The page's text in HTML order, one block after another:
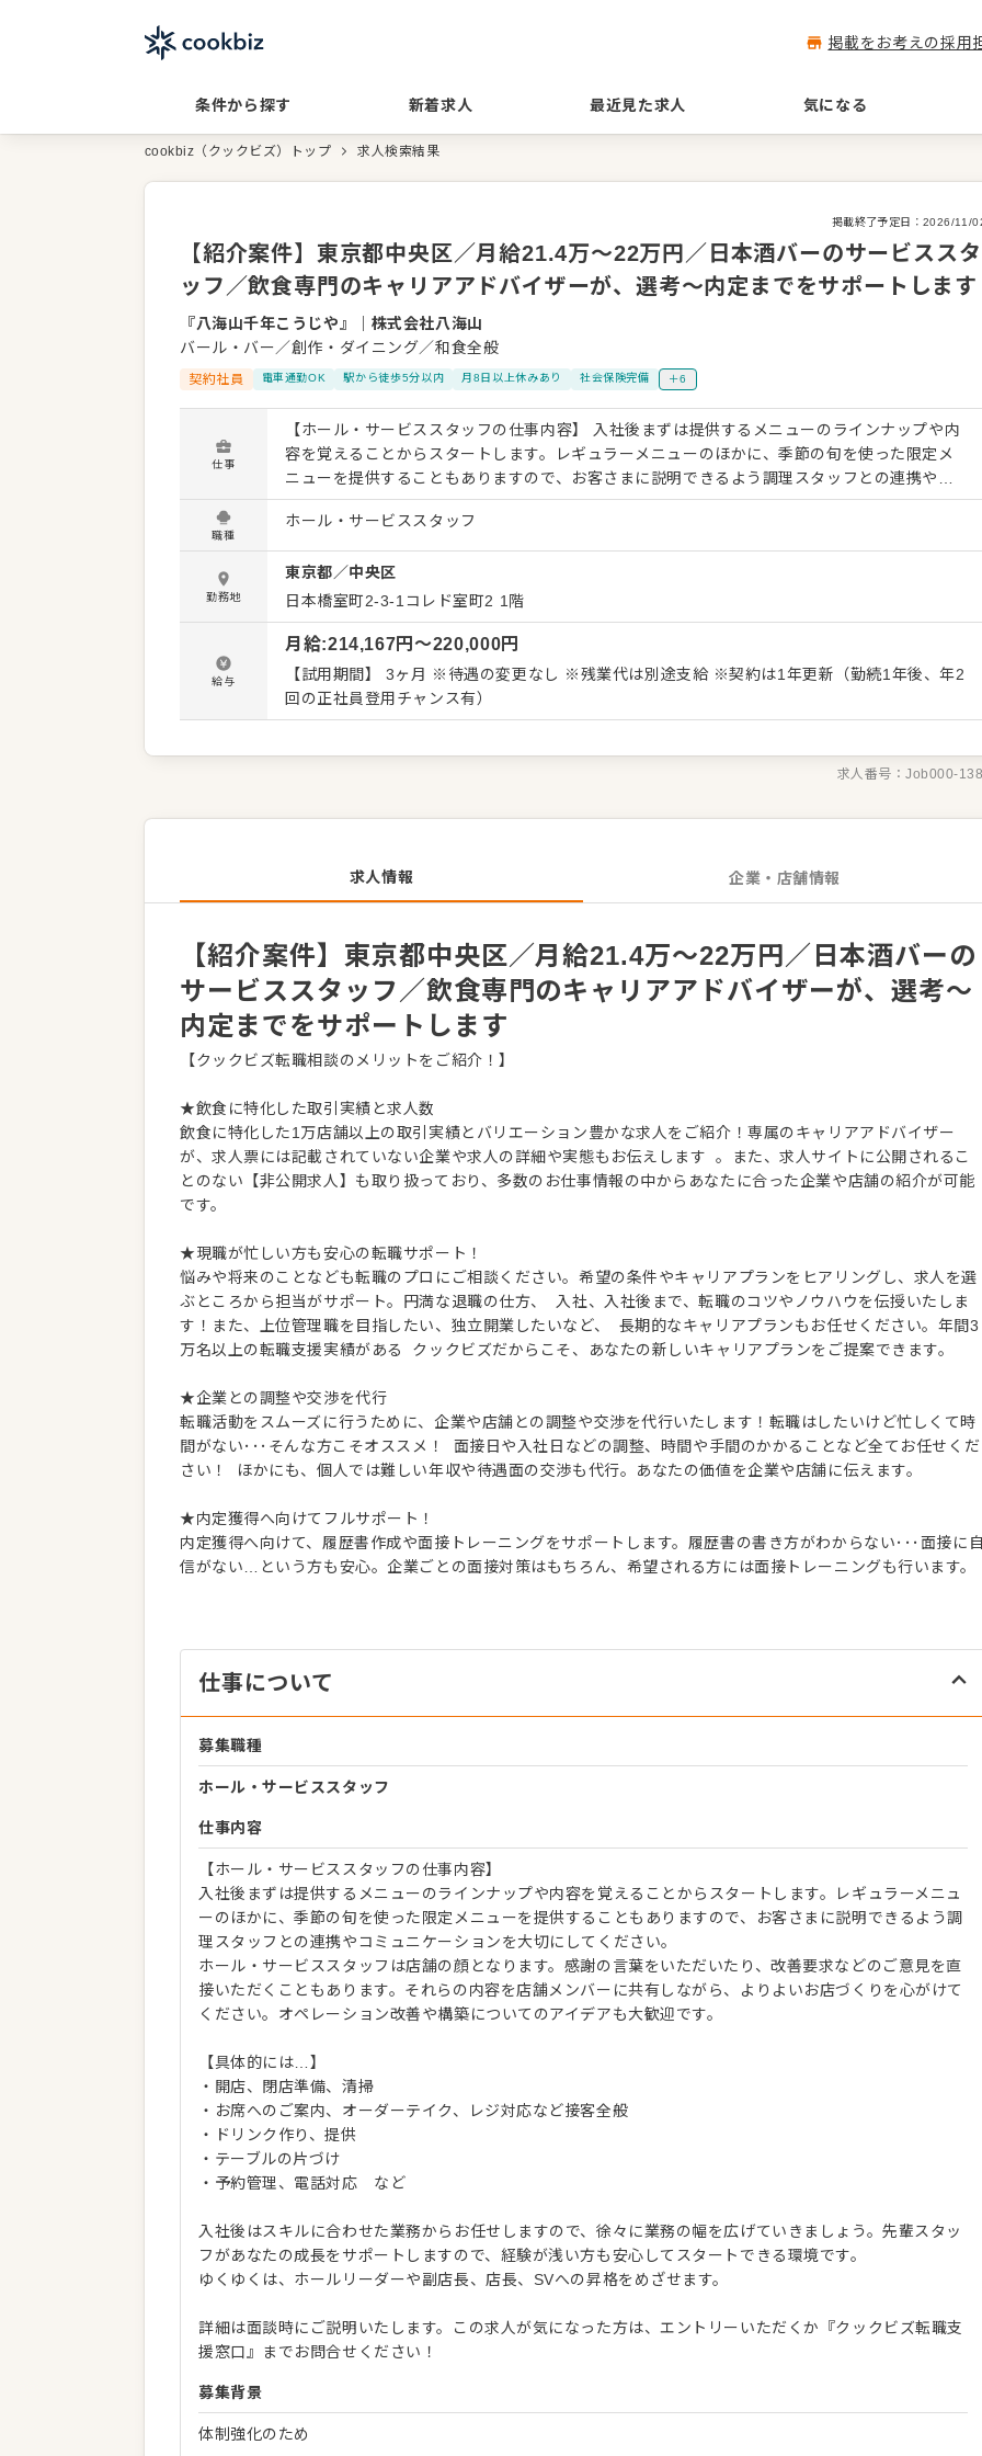
掲載をお考えの採用
条件から探す 新着求人 最近見た求人 気になる
cookbiz（クックビズ）トップ 求人検索結果
掲載終了予定日： 2026/11/
【紹介案件】東京都中央区／月給21.4万～22万円／日本酒バーのサービススタ
ッフ／飲食専門のキャリアアドバイザーが、選考～内定までをサポートします
『八海山千年こうじや』
株式会社八海山
バール・バー／創作・ダイニング／和食全般
契約社員 電車通勤OK 駅から徒歩5分以内 月8日以上休みあり 社会保険完備 ＋6
仕事
【ホール・サービススタッフの仕事内容】 入社後まずは提供するメニューのラインナップや内
容を覚えることからスタートします。レギュラーメニューのほかに、季節の旬を使った限定メ
ニューを提供することもありますので、お客さまに説明できるよう調理スタッフとの連携やコ
ミュニケーションを大切にしてください。 ホール・サービススタッフは店舗の顔となります。
感謝の言葉をいただいたり、改善要求などのご意見を直接いただくこともあります。それらの
内容を店舗メンバーに共有しながら、よりよいお店づくりを心がけてください。オペレーショ
ン改善や構築についてのアイデアも大歓迎です。 【具体的には…】 ・開店、閉店準備、清掃
・お席へのご案内、オーダーテイク、レジ対応など接客全般 ・ドリンク作り、提供 ・テーブル
の片づけ ・予約管理、電話対応 など 入社後はスキルに合わせた業務からお任せしますので、
徐々に業務の幅を広げていきましょう。先輩スタッフがあなたの成長をサポートしますので、
経験が浅い方も安心してスタートできる環境です。 ゆくゆくは、ホールリーダーや副店長、店
長、SVへの昇格をめざせます。 詳細は面談時にご説明いたします。この求人が気になった方
は、エントリーいただくか『クックビズ転職支援窓口』までお問合せください！
職種
ホール・サービススタッフ
勤務地
東京都／中央区
日本橋室町2-3-1コレド室町2 1階
給与
月給:214,167円〜220,000円
【試用期間】 3ヶ月 ※待遇の変更なし ※残業代は別途支給 ※契約は1年更新（勤続1年後、年2
回の正社員登用チャンス有）
求人番号：Job000-
求人情報 企業・店舗情報
【紹介案件】東京都中央区／月給21.4万～22万円／日本酒バーの
サービススタッフ／飲食専門のキャリアアドバイザーが、選考～
内定までをサポートします
【クックビズ転職相談のメリットをご紹介！】
★飲食に特化した取引実績と求人数
飲食に特化した1万店舗以上の取引実績とバリエーション豊かな求人をご紹介！専属のキャリアアドバイザー
が、求人票には記載されていない企業や求人の詳細や実態もお伝えします 。また、求人サイトに公開されるこ
とのない【非公開求人】も取り扱っており、多数のお仕事情報の中からあなたに合った企業や店舗の紹介が可能
です。
★現職が忙しい方も安心の転職サポート！
悩みや将来のことなども転職のプロにご相談ください。希望の条件やキャリアプランをヒアリングし、求人を選
ぶところから担当がサポート。円満な退職の仕方、 入社、入社後まで、転職のコツやノウハウを伝授いたしま
す！また、上位管理職を目指したい、独立開業したいなど、 長期的なキャリアプランもお任せください。年間3
万名以上の転職支援実績がある クックビズだからこそ、あなたの新しいキャリアプランをご提案できます。
★企業との調整や交渉を代行
転職活動をスムーズに行うために、企業や店舗との調整や交渉を代行いたします！転職はしたいけど忙しくて時
間がない･･･そんな方こそオススメ！ 面接日や入社日などの調整、時間や手間のかかることなど全てお任せくだ
さい！ ほかにも、個人では難しい年収や待遇面の交渉も代行。あなたの価値を企業や店舗に伝えます。
★内定獲得へ向けてフルサポート！
内定獲得へ向けて、履歴書作成や面接トレーニングをサポートします。履歴書の書き方がわからない･･･面接に
信がない…という方も安心。企業ごとの面接対策はもちろん、希望される方には面接トレーニングも行います。
仕事について
募集職種
ホール・サービススタッフ
仕事内容
【ホール・サービススタッフの仕事内容】
入社後まずは提供するメニューのラインナップや内容を覚えることからスタートします。レギュラーメニュ
ーのほかに、季節の旬を使った限定メニューを提供することもありますので、お客さまに説明できるよう調
理スタッフとの連携やコミュニケーションを大切にしてください。
ホール・サービススタッフは店舗の顔となります。感謝の言葉をいただいたり、改善要求などのご意見を直
接いただくこともあります。それらの内容を店舗メンバーに共有しながら、よりよいお店づくりを心がけて
ください。オペレーション改善や構築についてのアイデアも大歓迎です。
【具体的には…】
・開店、閉店準備、清掃
・お席へのご案内、オーダーテイク、レジ対応など接客全般
・ドリンク作り、提供
・テーブルの片づけ
・予約管理、電話対応 など
入社後はスキルに合わせた業務からお任せしますので、徐々に業務の幅を広げていきましょう。先輩スタッ
フがあなたの成長をサポートしますので、経験が浅い方も安心してスタートできる環境です。
ゆくゆくは、ホールリーダーや副店長、店長、SVへの昇格をめざせます。
詳細は面談時にご説明いたします。この求人が気になった方は、エントリーいただくか『クックビズ転職支
援窓口』までお問合せください！
募集背景
体制強化のため